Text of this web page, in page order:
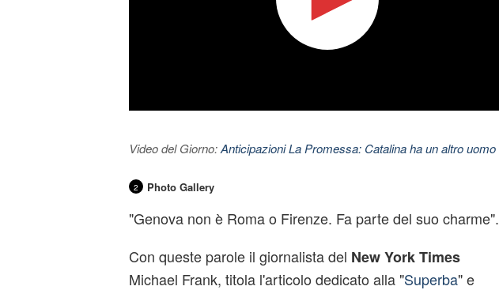
Video del Giorno:Anticipazioni La Promessa: Catalina ha un altro uomo
2 Photo Gallery
"Genova non è Roma o Firenze. Fa parte del suo charme".
Con queste parole il giornalista del New York Times
Michael Frank, titola l'articolo dedicato alla "Superba" e